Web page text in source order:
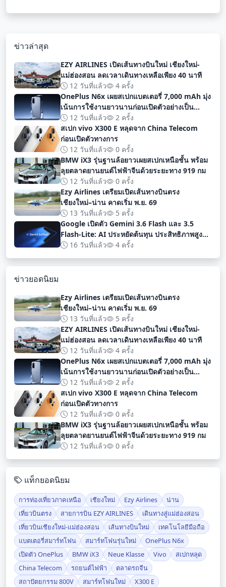
ข่าวล่าสุด
EZY AIRLINES เปิดเส้นทางบินใหม่ เชียงใหม่-
แม่ฮ่องสอน ลดเวลาเดินทางเหลือเพียง 40 นาที
12 วันที่แล้ว
4 ครั้ง
OnePlus N6x เผยสเปกแบตเตอรี่ 7,000 mAh มุ่ง
เน้นการใช้งานยาวนานก่อนเปิดตัวอย่างเป็น
ทางการ
12 วันที่แล้ว
2 ครั้ง
สเปก vivo X300 E หลุดจาก China Telecom
ก่อนเปิดตัวทางการ
12 วันที่แล้ว
0 ครั้ง
BMW iX3 รุ่นฐานล้อยาวเผยสเปกเหนือชั้น พร้อม
ลุยตลาดยานยนต์ไฟฟ้าจีนด้วยระยะทาง 919 กม
12 วันที่แล้ว
0 ครั้ง
Ezy Airlines เตรียมเปิดเส้นทางบินตรง
เชียงใหม่–น่าน คาดเริ่ม พ.ย. 69
13 วันที่แล้ว
5 ครั้ง
Google เปิดตัว Gemini 3.6 Flash และ 3.5
Flash-Lite: AI ประหยัดต้นทุน ประสิทธิภาพสูง
สำหรับนักพัฒนา
16 วันที่แล้ว 4 ครั้ง
ข่าวยอดนิยม
Ezy Airlines เตรียมเปิดเส้นทางบินตรง
เชียงใหม่–น่าน คาดเริ่ม พ.ย. 69
13 วันที่แล้ว
5 ครั้ง
EZY AIRLINES เปิดเส้นทางบินใหม่ เชียงใหม่-
แม่ฮ่องสอน ลดเวลาเดินทางเหลือเพียง 40 นาที
12 วันที่แล้ว
4 ครั้ง
OnePlus N6x เผยสเปกแบตเตอรี่ 7,000 mAh มุ่ง
เน้นการใช้งานยาวนานก่อนเปิดตัวอย่างเป็น
ทางการ
12 วันที่แล้ว
2 ครั้ง
สเปก vivo X300 E หลุดจาก China Telecom
ก่อนเปิดตัวทางการ
12 วันที่แล้ว
0 ครั้ง
BMW iX3 รุ่นฐานล้อยาวเผยสเปกเหนือชั้น พร้อม
ลุยตลาดยานยนต์ไฟฟ้าจีนด้วยระยะทาง 919 กม
12 วันที่แล้ว
0 ครั้ง
แท็กยอดนิยม
การท่องเที่ยวภาคเหนือ เชียงใหม่ Ezy Airlines
น่าน
เที่ยวบินตรง
สายการบิน EZY AIRLINES
เดินทางสู่แม่ฮ่องสอน
เที่ยวบินเชียงใหม่-แม่ฮ่องสอน
เส้นทางบินใหม่
เทคโนโลยีมือถือ
แบตเตอรี่สมาร์ทโฟน
สมาร์ทโฟนรุ่นใหม่
OnePlus N6x
เปิดตัว OnePlus
BMW iX3 Neue Klasse Vivo
สเปกหลุด
China Telecom
รถยนต์ไฟฟ้า
ตลาดรถจีน
สถาปัตยกรรม 800V
สมาร์ทโฟนใหม่ X300 E